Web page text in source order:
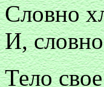
Словно
И,
Тело